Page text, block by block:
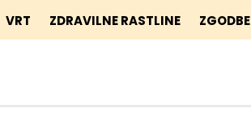
VRT ZDRAVILNE RASTLINE ZGODBE